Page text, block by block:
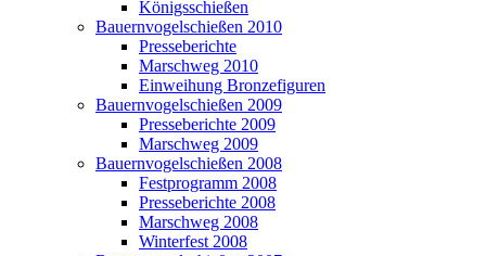
Königsschießen
Bauernvogelschießen 2010
Presseberichte
Marschweg 2010
Einweihung Bronzefiguren
Bauernvogelschießen 2009
Presseberichte 2009
Marschweg 2009
Bauernvogelschießen 2008
Festprogramm 2008
Presseberichte 2008
Marschweg 2008
Winterfest 2008